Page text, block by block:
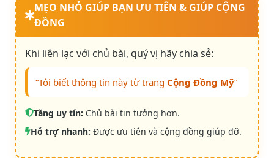
MẸO NHỎ GIÚP BẠN ƯU TIÊN & GIÚP CỘNG
ĐỒNG
Khi liên lạc với chủ bài, quý vị hãy chia sẻ:
“Tôi biết thông tin này từ trang Cộng Đồng Mỹ“
Tăng uy tín: Chủ bài tin tưởng hơn.
Hỗ trợ nhanh: Được ưu tiên và cộng đồng giúp đỡ.